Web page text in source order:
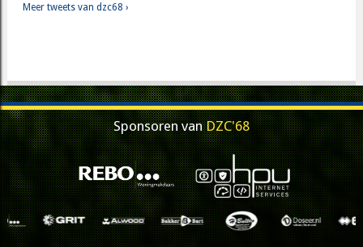
Meer tweets van dzc68 ›
Sponsoren vanDZC'68